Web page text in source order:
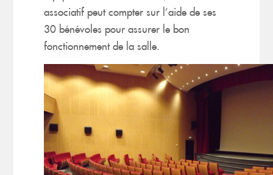
associatif peut compter sur l’aide de ses
30 bénévoles pour assurer le bon
fonctionnement de la salle.